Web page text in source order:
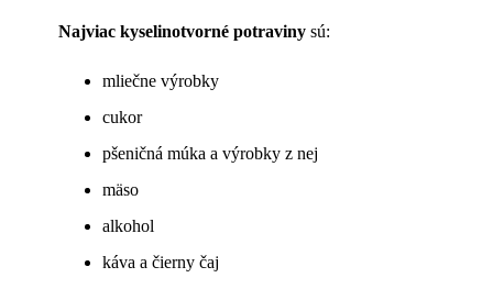
Najviac kyselinotvorné potraviny sú:
mliečne výrobky
cukor
pšeničná múka a výrobky z nej
mäso
alkohol
káva a čierny čaj